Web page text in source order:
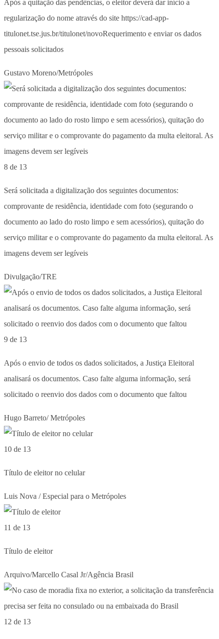
Após a quitação das pendências, o eleitor deverá dar início a
regularização do nome através do site https://cad-app-
titulonet.tse.jus.br/titulonet/novoRequerimento e enviar os dados
pessoais solicitados
Gustavo Moreno/Metrópoles
8 de 13
Será solicitada a digitalização dos seguintes documentos:
comprovante de residência, identidade com foto (segurando o
documento ao lado do rosto limpo e sem acessórios), quitação do
serviço militar e o comprovante do pagamento da multa eleitoral. As
imagens devem ser legíveis
Divulgação/TRE
9 de 13
Após o envio de todos os dados solicitados, a Justiça Eleitoral
analisará os documentos. Caso falte alguma informação, será
solicitado o reenvio dos dados com o documento que faltou
Hugo Barreto/ Metrópoles
10 de 13
Título de eleitor no celular
Luis Nova / Especial para o Metrópoles
11 de 13
Título de eleitor
Arquivo/Marcello Casal Jr/Agência Brasil
12 de 13